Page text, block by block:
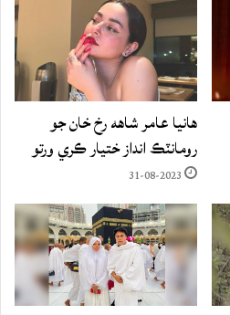
هانيا عامر شاهه رخ خان جو
رومانٽڪ انداز ختيار ڪري ورتو
31-08-2023